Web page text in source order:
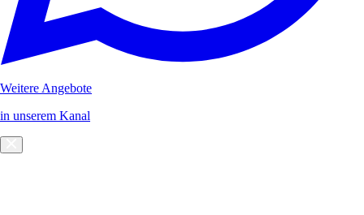
Weitere Angebote
in unserem Kanal